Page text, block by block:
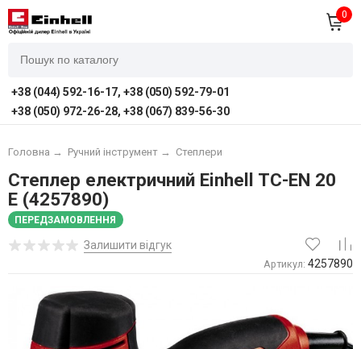
0
+38 (044) 592-16-17, +38 (050) 592-79-01
+38 (050) 972-26-28, +38 (067) 839-56-30
Головна → Ручний інструмент → Степлери
Степлер електричний Einhell TC-EN 20
E (4257890)
ПЕРЕДЗАМОВЛЕННЯ
Залишити відгук
Артикул: 4257890